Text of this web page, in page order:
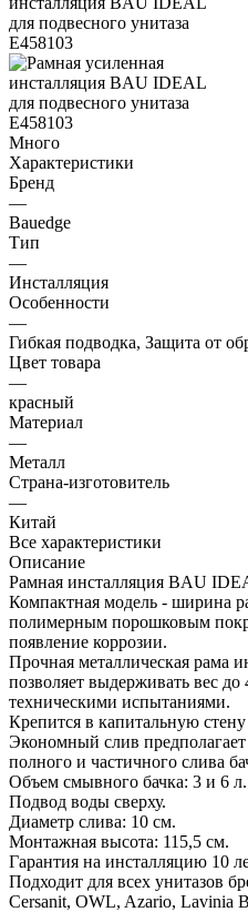
Много
Характеристики
Бренд
—
Bauedge
Тип
—
Инсталляция
Особенности
—
Гибкая подводка, Защита от
Цвет товара
—
красный
Материал
—
Металл
Страна-изготовитель
—
Китай
Все характеристики
Описание
Рамная инсталляция BAU
Компактная модель - ширина
полимерным порошковым
появление коррозии.
Прочная металлическая рама
позволяет выдерживать вес
техническими испытаниями.
Крепится в капитальную
Экономный слив
полного и частичного слива
Объем смывного бачка: 3 и 6 л.
Подвод воды сверху.
Диаметр слива: 10 см.
Монтажная высота: 115,5 см.
Гарантия на инсталляцию 10
Подходит для всех унитазов
Cersanit, OWL, Azario, Lavinia